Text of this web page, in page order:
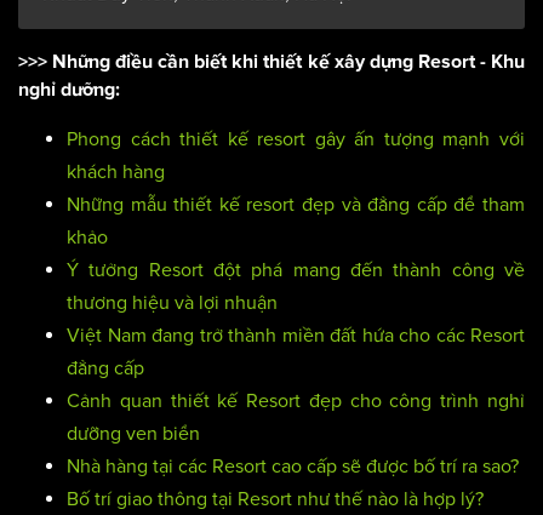
>>> Những điều cần biết khi thiết kế xây dựng Resort - Khu
nghỉ dưỡng:
Phong cách thiết kế resort gây ấn tượng mạnh với
khách hàng
Những mẫu thiết kế resort đẹp và đẳng cấp để tham
khảo
Ý tưởng Resort đột phá mang đến thành công về
thương hiệu và lợi nhuận
Việt Nam đang trở thành miền đất hứa cho các Resort
đẳng cấp
Cảnh quan thiết kế Resort đẹp cho công trình nghỉ
dưỡng ven biển
Nhà hàng tại các Resort cao cấp sẽ được bố trí ra sao?
Bố trí giao thông tại Resort như thế nào là hợp lý?